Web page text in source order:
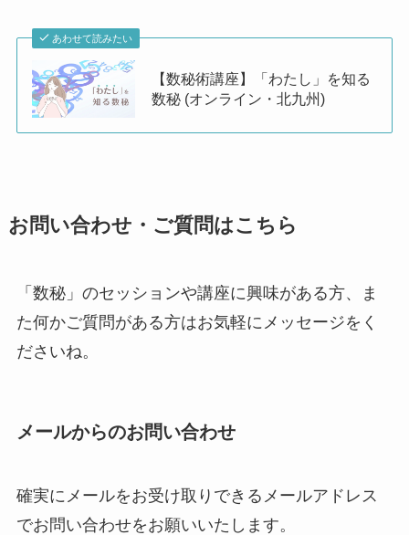
あわせて読みたい
【数秘術講座】「わたし」を知る
数秘 (オンライン・北九州)
お問い合わせ・ご質問はこちら
「数秘」のセッションや講座に興味がある方、ま
た何かご質問がある方はお気軽にメッセージをく
ださいね。
メールからのお問い合わせ
確実にメールをお受け取りできるメールアドレス
でお問い合わせをお願いいたします。